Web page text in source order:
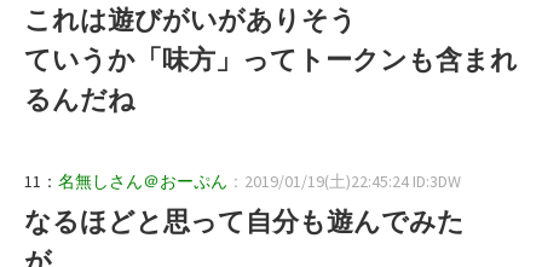
これは遊びがいがありそう
ていうか「味方」ってトークンも含まれ
るんだね
11： 名無しさん＠おーぷん ：2019/01/19(土)22:45:24 ID:3DW
なるほどと思って自分も遊んでみた